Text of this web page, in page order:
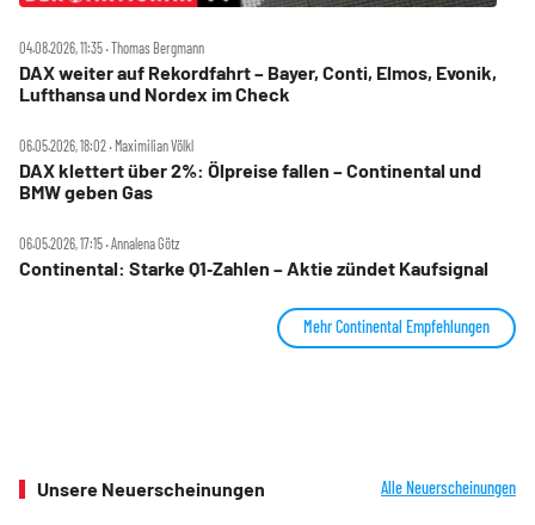
04.08.2026, 11:35 ‧ Thomas Bergmann
DAX weiter auf Rekordfahrt – Bayer, Conti, Elmos, Evonik,
Lufthansa und Nordex im Check
06.05.2026, 18:02 ‧ Maximilian Völkl
DAX klettert über 2%: Ölpreise fallen – Continental und
BMW geben Gas
06.05.2026, 17:15 ‧ Annalena Götz
Continental: Starke Q1‑Zahlen – Aktie zündet Kaufsignal
Mehr Continental Empfehlungen
Unsere Neuerscheinungen Alle Neuerscheinungen